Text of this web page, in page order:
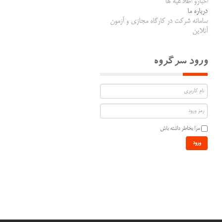
درباره ما
سامانه شرکت در کارگاه مجازی و آزمون
آنلاین
ورود سرگروه
مرا بخاطر داشته باش
ورود